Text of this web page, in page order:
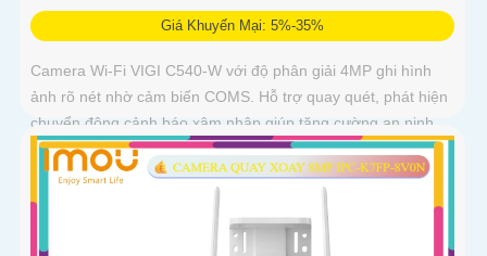
Giá Khuyến Mại: 5%-35%
Camera Wi-Fi VIGI C540-W với độ phân giải 4MP ghi hình
ảnh rõ nét nhờ cảm biến COMS. Hỗ trợ quay quét, phát hiện
chuyển động cảnh báo xâm nhập giúp tăng cường an ninh